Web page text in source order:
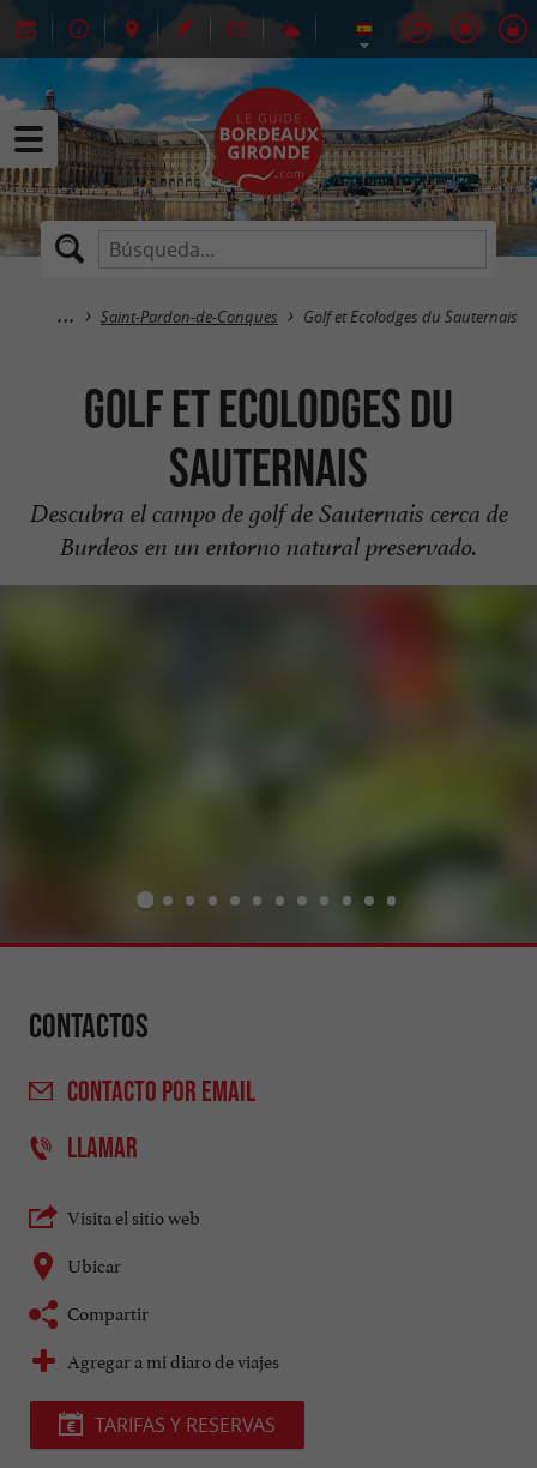
Saint-Pardon-de-Conques Golf et Ecolodges du Sauternais
Golf et Ecolodges du
Sauternais
Descubra el campo de golf de Sauternais cerca de
Burdeos en un entorno natural preservado.
Contactos
CONTACTO POR EMAIL
LLAMAR
Visita el sitio web
Ubicar
Compartir
Agregar a mi diaro de viajes
TARIFAS Y RESERVAS